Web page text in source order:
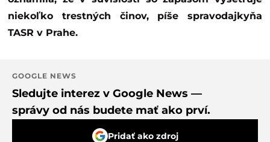
niekoľko trestných činov, píše spravodajkyňa
TASR v Prahe.
GOOGLE NEWS
Sledujte interez v Google News —
správy od nás budete mať ako prví.
Pridať ako zdroj